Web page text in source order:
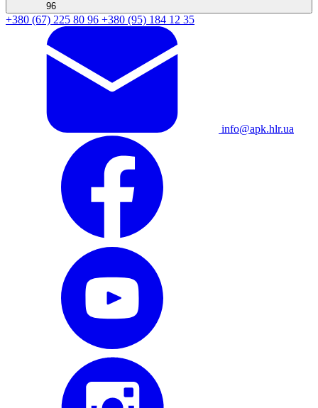
96
+380 (67) 225 80 96 +380 (95) 184 12 35
info@apk.hlr.ua